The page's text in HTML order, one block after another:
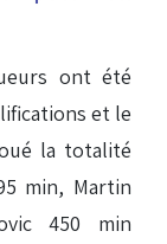
ont été
et le
la totalité
min, Martin
450 min